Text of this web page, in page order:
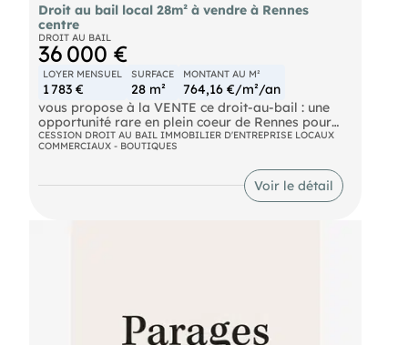
Droit au bail local 28m² à vendre à Rennes
centre
DROIT AU BAIL
36 000 €
LOYER MENSUEL
1 783 €
SURFACE
28 m²
MONTANT AU M²
764,16 €/m²/an
vous propose à la VENTE ce droit-au-bail : une
opportunité rare en plein coeur de Rennes pour
votre activité
Découvrez ce local commercial idéalement situé
dans le quartier Parlement, l'un des secteurs
dynamiques et recherchés de Rennes.
environnement animé où se mêlent commerces,
cafés et patrimoine historique.
CESSION DROIT AU BAIL IMMOBILIER D'ENTREPRISE LOCAUX
COMMERCIAUX - BOUTIQUES
Voir le détail